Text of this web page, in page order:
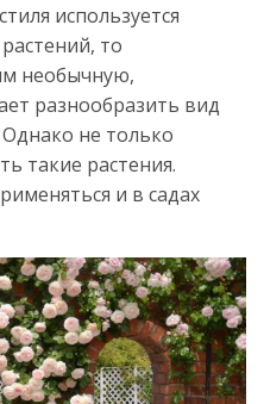
используется
то
необычную,
разнообразить вид
не только
такие растения.
и в садах